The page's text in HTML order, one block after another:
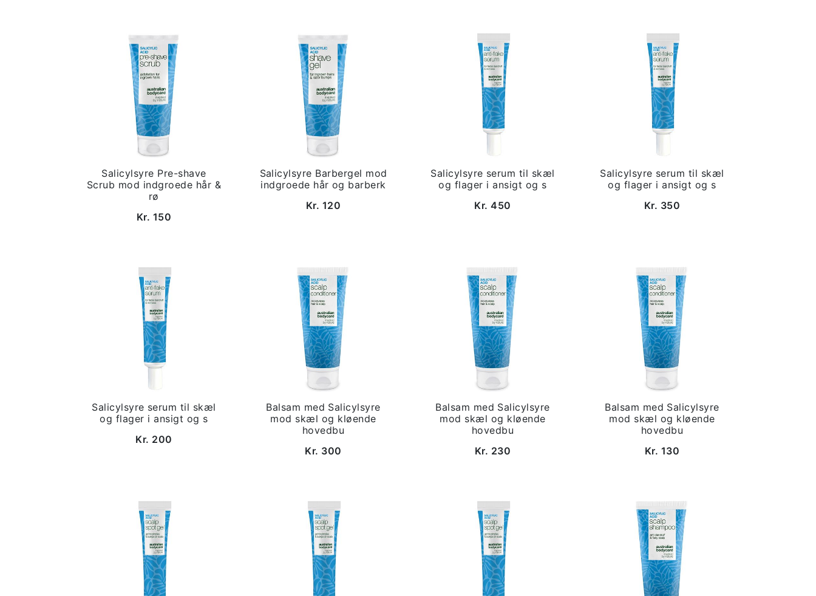
Salicylsyre Pre-shave
Scrub mod indgroede hår &
rø
Kr. 150
Salicylsyre Barbergel mod
indgroede hår og barberk
Kr. 120
Salicylsyre serum til skæl
og flager i ansigt og s
Kr. 450
Salicylsyre serum til skæl
og flager i ansigt og s
Kr. 350
Salicylsyre serum til skæl
og flager i ansigt og s
Kr. 200
Balsam med Salicylsyre
mod skæl og kløende
hovedbu
Kr. 300
Balsam med Salicylsyre
mod skæl og kløende
hovedbu
Kr. 230
Balsam med Salicylsyre
mod skæl og kløende
hovedbu
Kr. 130